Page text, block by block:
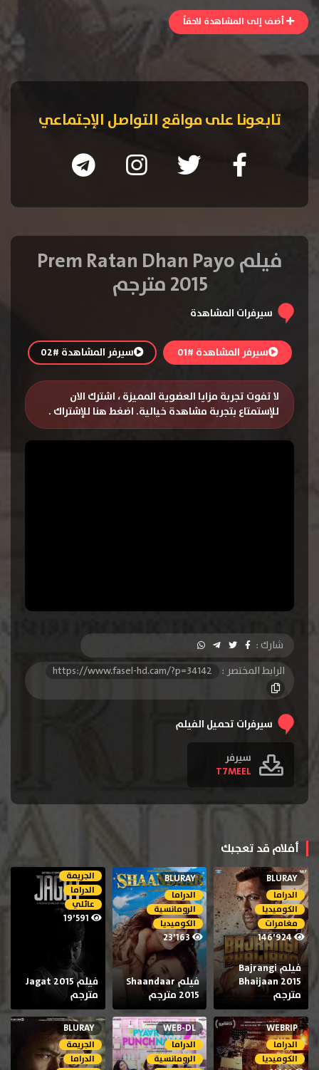
أضف إلى المشاهدة لاحقاً
تابعونا على مواقع التواصل الإجتماعي
فيلم Prem Ratan Dhan Payo
2015 مترجم
سيرفرات المشاهدة
سيرفر المشاهدة #01 سيرفر المشاهدة #02
لا تفوت تجربة مزايا العضوية المميزة ، اشترك الان
للإستمتاع بتجربة مشاهدة خيالية. اضغط هنا للإشتراك .
شارك :
الرابط المختصر :
https://www.fasel-hd.cam/?p=34142
سيرفرات تحميل الفيلم
سيرفر
T7MEEL
أفلام قد تعجبك
BLURAY
الدراما
الكوميديا
مغامرات
146٬924
فيلم Bajrangi
Bhaijaan 2015
مترجم
BLURAY
الدراما
الرومانسية
الكوميديا
23٬163
فيلم Shaandaar
2015 مترجم
الجريمة
الدراما
عائلي
فيلم Jagat 2015
مترجم
WEBRIP
الدراما
الكوميديا
WEB-DL
الدراما
الرومانسية
BLURAY
الجريمة
الدراما